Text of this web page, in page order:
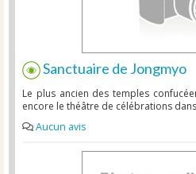
Sanctuaire de Jongmyo
Le plus ancien des temples
encore le théâtre de célébrations
Aucun avis